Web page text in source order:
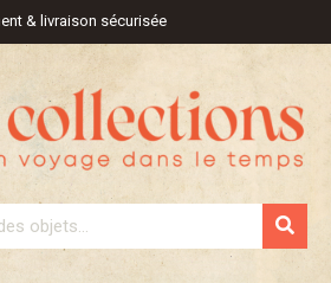
& livraison sécurisée